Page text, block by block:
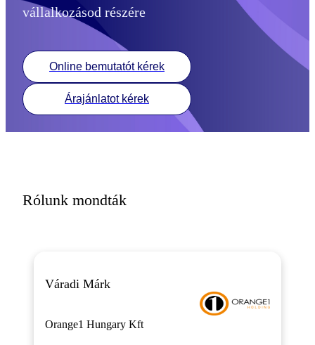
vállalkozásod részére
Online bemutatót kérek
Árajánlatot kérek
Rólunk mondták
Váradi Márk
Orange1 Hungary Kft